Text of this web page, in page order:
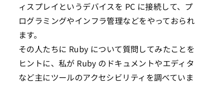
ィスプレイというデバイスを PC に接続して、プ
ログラミングやインフラ管理などをやっておられ
ます。
その人たちに Ruby について質問してみたことを
ヒントに、私が Ruby のドキュメントやエディタ
など主にツールのアクセシビリティを調べていま